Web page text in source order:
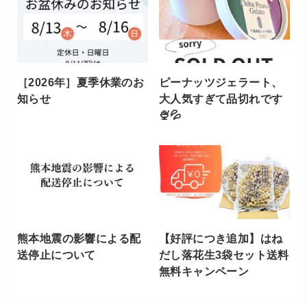
［2026年］夏季休業のお
知らせ
ピーナッツジェラート、
大人気すぎて品切れです
🍨💦
熊本地震の影響による配
送停止について
【好評につき追加】はね
だし落花生3袋セット送料
無料キャンペーン